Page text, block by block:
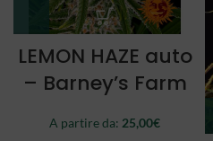
LEMON HAZE auto
– Barney’s Farm
A partire da: 25,00€